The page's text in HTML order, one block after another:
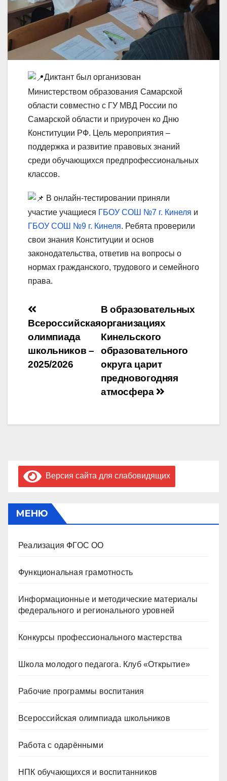
Диктант был организован
Министерством образования Самарской
области совместно с ГУ МВД России по
Самарской области и приурочен ко Дню
Конституции РФ. Цель мероприятия –
поддержка и развитие правовых знаний
среди обучающихся предпрофессиональных
классов.
В онлайн-тестировании приняли
участие учащиеся ГБОУ СОШ №7 г. Кинеля и
ГБОУ СОШ №9 г. Кинеля. Ребята проверили
свои знания Конституции и основ
законодательства, ответив на вопросы о
нормах гражданского, трудового и семейного
права.
Навигация
по
записям
В образовательных
организациях
Кинельского
образовательного
округа царит
предновогодняя
атмосфера
Всероссийская
олимпиада
школьников –
2025/2026
Версия сайта для слабовидящих
МЕНЮ
Реализация ФГОС ОО
Функциональная грамотность
Информационные и методические материалы
федерального и регионального уровней
Конкурсы профессионального мастерства
Школа молодого педагога. Клуб «Открытие»
Рабочие программы воспитания
Всероссийская олимпиада школьников
Работа с одарёнными
НПК обучающихся и воспитанников